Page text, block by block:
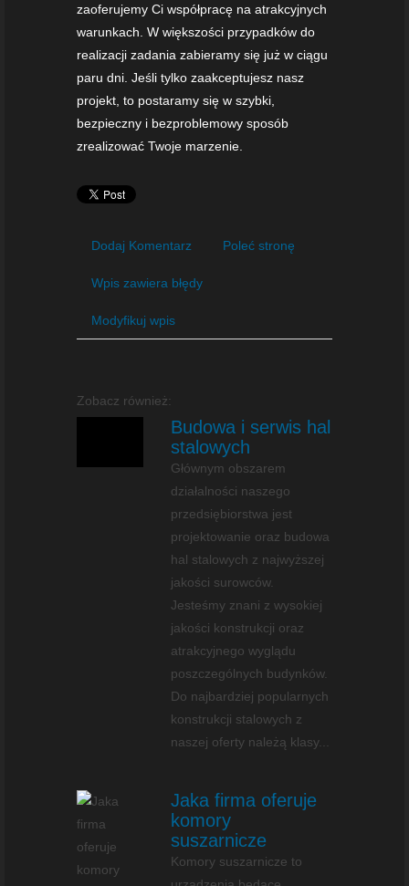
zaoferujemy Ci współpracę na atrakcyjnych
warunkach. W większości przypadków do
realizacji zadania zabieramy się już w ciągu
paru dni. Jeśli tylko zaakceptujesz nasz
projekt, to postaramy się w szybki,
bezpieczny i bezproblemowy sposób
zrealizować Twoje marzenie.
Dodaj Komentarz Poleć stronę
Wpis zawiera błędy
Modyfikuj wpis
Zobacz również:
Budowa i serwis hal
stalowych
Głównym obszarem
działalności naszego
przedsiębiorstwa jest
projektowanie oraz budowa
hal stalowych z najwyższej
jakości surowców.
Jesteśmy znani z wysokiej
jakości konstrukcji oraz
atrakcyjnego wyglądu
poszczególnych budynków.
Do najbardziej popularnych
konstrukcji stalowych z
naszej oferty należą klasy...
Jaka firma oferuje
komory
suszarnicze
Komory suszarnicze to